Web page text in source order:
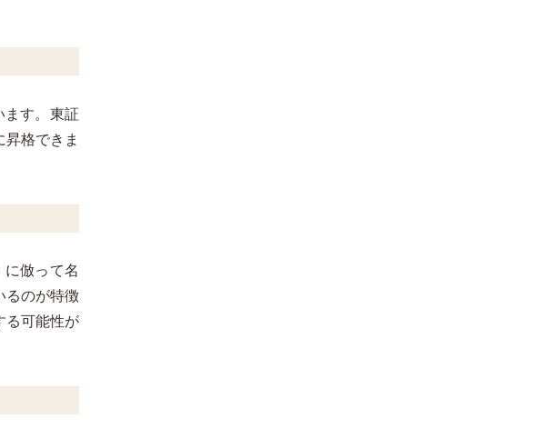
ます。東証
格できま
に倣って名
るのが特徴
る可能性が